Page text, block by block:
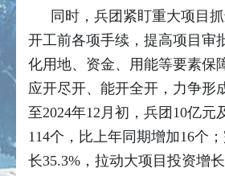
同时，兵团紧盯重大项目
开工前各项手续，提高项目审
化用地、资金、用能等要素保
应开尽开、能开全开，力争形
至2024年12月初，兵团10亿元
114个，比上年同期增加16个
长35.3%，拉动大项目投资增长